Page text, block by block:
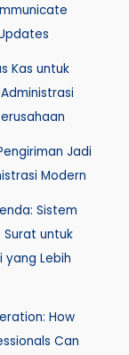
Kas untuk
Jadi
Modern
Sistem
untuk
yang Lebih
How
Can